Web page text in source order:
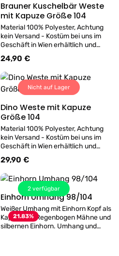
Details
Brauner Kuschelbär Weste
mit Kapuze Größe 104
Material 100% Polyester, Achtung
kein Versand - Kostüm bei uns im
Geschäft in Wien erhältlich und
kann gerne probiert werden!
Regulärer Preis:
24,90 €
Nicht auf Lager
Details
Dino Weste mit Kapuze
Größe 104
Material 100% Polyester, Achtung
kein Versand - Kostüm bei uns im
Geschäft in Wien erhältlich und
kann gerne probiert werden!
Regulärer Preis:
29,90 €
2 verfügbar
21.83%
DetailsEinhorn Umhang 98/104
Weißer Umhang mit Einhorn Kopf als
Kapuze mit Regenbogen Mähne und
silbernen Einhorn. Umhang und